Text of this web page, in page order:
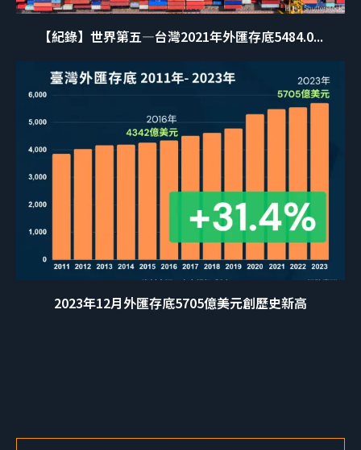
【紀錄】世界第五—台灣2021年外匯存底5484.0...
2023年12月外匯存底5705億美元創歷史新高